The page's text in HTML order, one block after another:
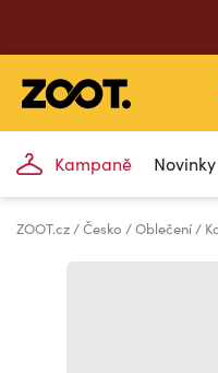
Kampaně Novinky
ZOOT.cz Česko Oblečení